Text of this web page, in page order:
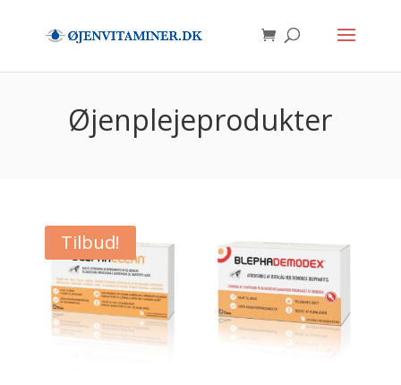
Øjenplejeprodukter
Tilbud!